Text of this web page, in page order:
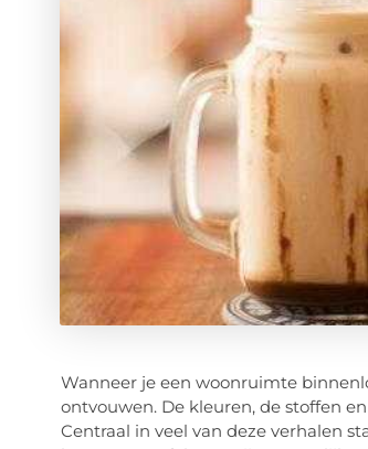
Wanneer je een woonruimte
ontvouwen. De kleuren, de stoffen
Centraal in veel van deze verhalen